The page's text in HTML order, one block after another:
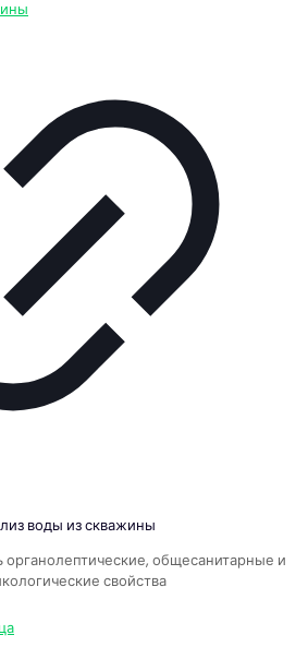
воды из скважины
органолептические, общесанитарные и
свойства